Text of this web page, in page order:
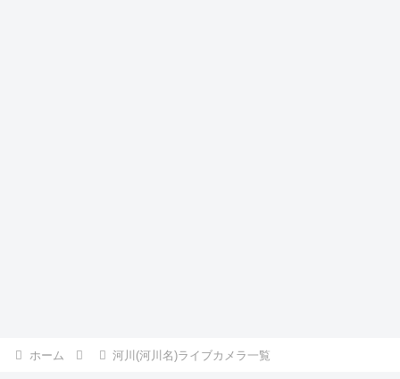
ホーム 河川(河川名)ライブカメラ一覧